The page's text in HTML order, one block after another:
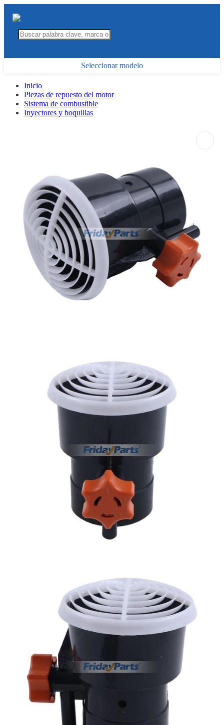
Seleccionar modelo
Inicio
Piezas de repuesto del motor
Sistema de combustible
Inyectores y boquillas